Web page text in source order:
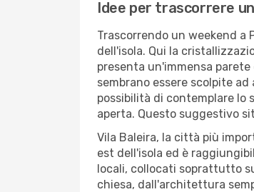
Idee per trascorrere
Trascorrendo un weekend a
dell'isola. Qui la
presenta un'immensa
sembrano essere scolpite
possibilità di contemplare lo
aperta. Questo suggestivo
Vila Baleira, la città più
est dell'isola ed è
locali, collocati soprattutto
chiesa, dall'architettura